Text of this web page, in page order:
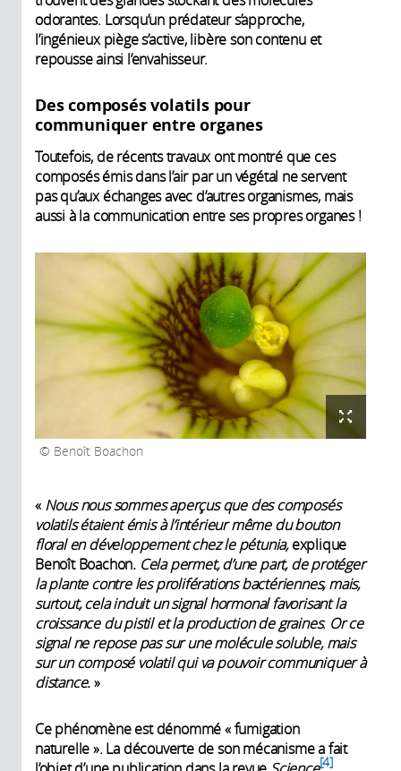
odorantes. Lorsqu’un prédateur s’approche,
l’ingénieux piège s’active, libère son contenu et
repousse ainsi l’envahisseur.
Des composés volatils pour
communiquer entre organes
Toutefois, de récents travaux ont montré que ces
composés émis dans l’air par un végétal ne servent
pas qu’aux échanges avec d’autres organismes, mais
aussi à la communication entre ses propres organes !
Benoît Boachon
« Nous nous sommes aperçus que des composés
volatils étaient émis à l’intérieur même du bouton
floral en développement chez le pétunia,explique
Benoît Boachon. Cela permet, d’une part, de protéger
la plante contre les proliférations bactériennes, mais,
surtout, cela induit un signal hormonal favorisant la
croissance du pistil et la production de graines. Or ce
signal ne repose pas sur une molécule soluble, mais
sur un composé volatil qui va pouvoir communiquer à
distance.»
Ce phénomène est dénommé « fumigation
naturelle ». La découverte de son mécanisme a fait
4